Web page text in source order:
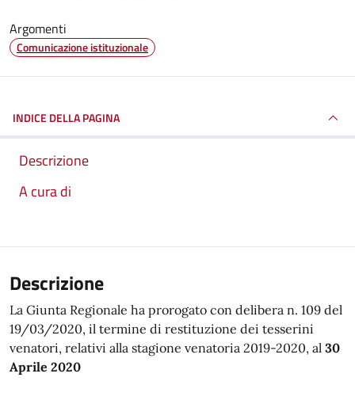
Argomenti
Comunicazione istituzionale
INDICE DELLA PAGINA
Descrizione
A cura di
Descrizione
La Giunta Regionale ha prorogato con delibera n. 109 del
19/03/2020, il termine di restituzione dei tesserini
venatori, relativi alla stagione venatoria 2019-2020, al 30
Aprile 2020